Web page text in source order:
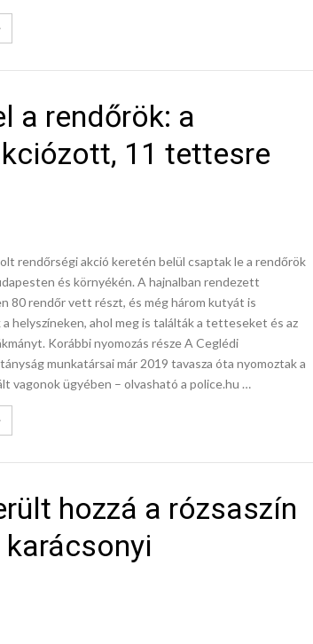
a rendőrök: a
11 tettesre
rendőrségi akció keretén belül csaptak le a rendőrök
és környékén. A hajnalban rendezett
80 rendőr vett részt, és még három kutyát is
helyszíneken, ahol meg is találták a tetteseket és az
Korábbi nyomozás része A Ceglédi
munkatársai már 2019 tavasza óta nyomoztak a
vagonok ügyében – olvasható a police.hu …
hozzá a rózsaszín